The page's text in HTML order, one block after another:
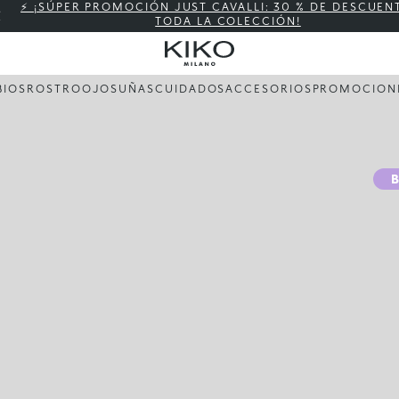
⚡ ¡SÚPER PROMOCIÓN JUST CAVALLI: 30 % DE
TODA LA COLECCIÓN!
ROSTROOJOS UÑASCUIDADOSACCESORIOS